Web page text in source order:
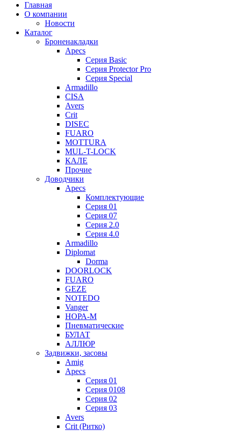
Главная
О компании
Новости
Каталог
Броненакладки
Apecs
Серия Basic
Серия Protector Pro
Серия Special
Armadillo
CISA
Avers
Crit
DISEC
FUARO
MOTTURA
MUL-T-LOCK
КАЛЕ
Прочие
Доводчики
Apecs
Комплектующие
Серия 01
Серия 07
Серия 2.0
Серия 4.0
Armadillo
Diplomat
Dorma
DOORLOCK
FUARO
GEZE
NOTEDO
Vanger
НОРА-М
Пневматические
БУЛАТ
АЛЛЮР
Задвижки, засовы
Amig
Apecs
Серия 01
Серия 0108
Серия 02
Серия 03
Avers
Crit (Ритко)